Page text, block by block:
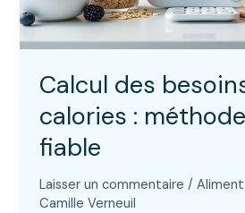
Calcul des
calories :
fiable
Laisser un commentaire /
Camille Verneuil